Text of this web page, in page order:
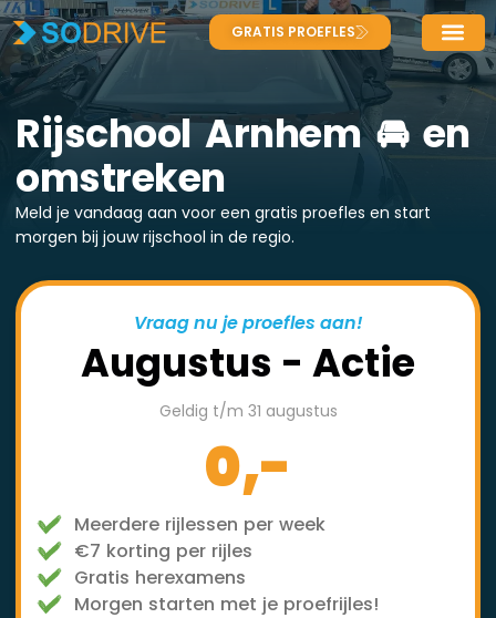
GRATIS PROEFLES
Rijschool Arnhem 🚘 en
omstreken
Meld je vandaag aan voor een gratis proefles en start
morgen bij jouw rijschool in de regio.
Vraag nu je proefles aan!
Augustus - Actie
Geldig t/m 31 augustus
0,-
Meerdere rijlessen per week
€7 korting per rijles
Gratis herexamens
Morgen starten met je proefrijles!